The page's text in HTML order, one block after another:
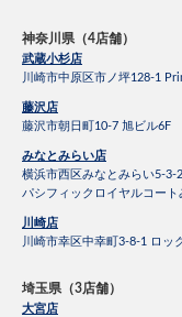
神奈川県（4店舗）
武蔵小杉店
川崎市中原区市ノ坪128-1
藤沢店
藤沢市朝日町10-7 旭ビル6F
みなとみらい店
横浜市西区みなとみらい5-3-2
パシフィックロイヤルコー
川崎店
川崎市幸区中幸町3-8-1 ロッ
埼玉県（3店舗）
大宮店